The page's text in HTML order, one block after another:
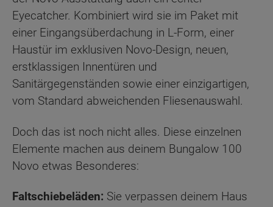
Eyecatcher. Kombiniert wird sie im Paket mit
einer Eingangsüberdachung in L-Form, einer
Haustür im exklusiven Novo-Design, neuen,
erstklassigen Innentüren und
Sanitärgegenständen sowie einer einzigartigen,
vom Standard abweichenden Fliesenauswahl.
Doch das ist noch nicht alles. Diese einzelnen
Elemente machen aus deinem Bungalow 100
Novo etwas Besonderes:
Faltschiebeläden: Sie verpassen deinem Haus